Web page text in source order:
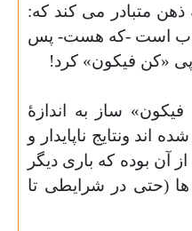
متبادر می کند که:
است -که هست- پس
پی «کن فیکون» کرد!
ساز به اندازهٔ
اند و‌نتایج ناپایدار و
بوده که باری دیگر
(حتی در شرایطی تا